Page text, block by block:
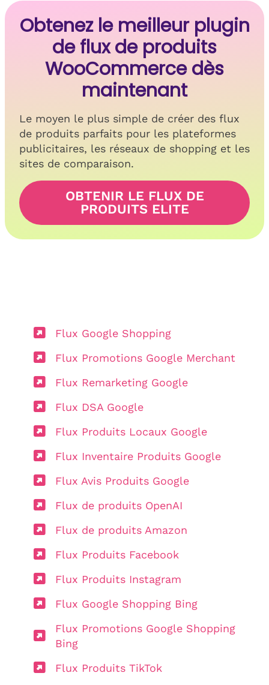
Obtenez le meilleur plugin
de flux de produits
WooCommerce dès
maintenant
Le moyen le plus simple de créer des flux
de produits parfaits pour les plateformes
publicitaires, les réseaux de shopping et les
sites de comparaison.
OBTENIR LE FLUX DE
PRODUITS ELITE
Flux Google Shopping
Flux Promotions Google Merchant
Flux Remarketing Google
Flux DSA Google
Flux Produits Locaux Google
Flux Inventaire Produits Google
Flux Avis Produits Google
Flux de produits OpenAI
Flux de produits Amazon
Flux Produits Facebook
Flux Produits Instagram
Flux Google Shopping Bing
Flux Promotions Google Shopping
Bing
Flux Produits TikTok